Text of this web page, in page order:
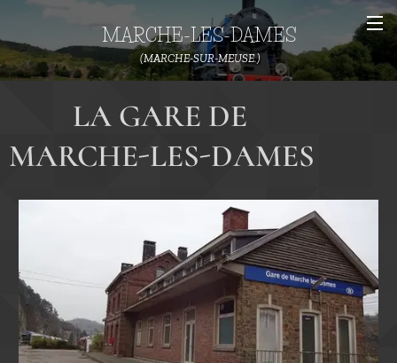
MARCHE-LES-DAMES
(MARCHE-SUR-MEUSE.)
LA GARE DE
MARCHE-LES-DAMES